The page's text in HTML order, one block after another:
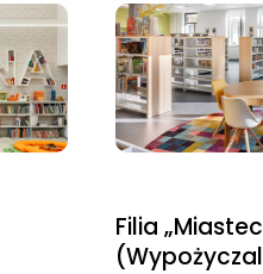
Filia